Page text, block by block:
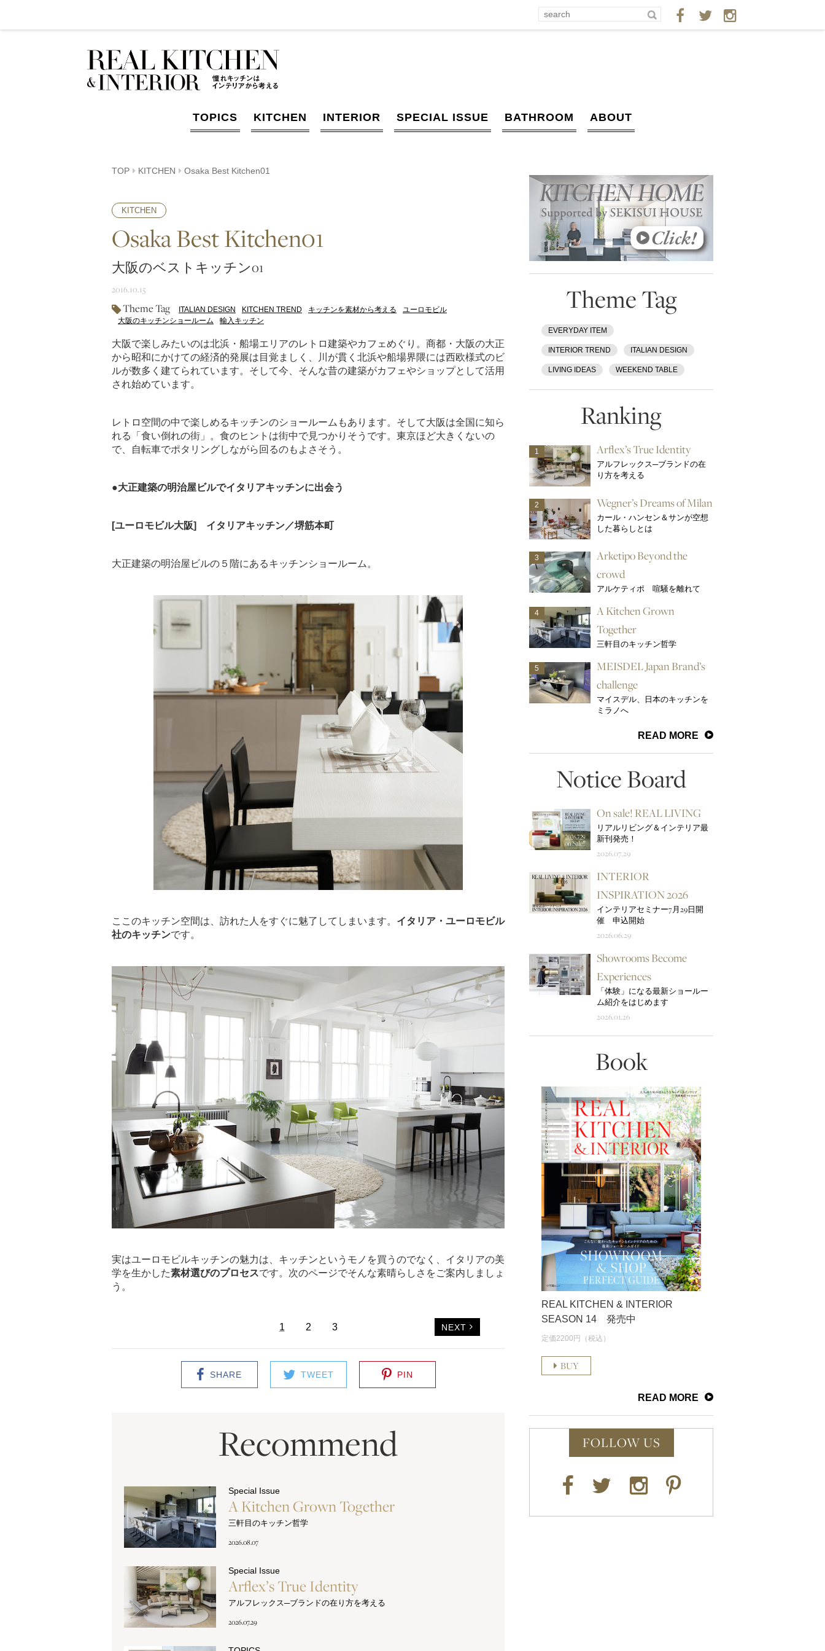
TOPICS KITCHEN INTERIOR SPECIAL ISSUE BATHROOM ABOUT
TOP KITCHEN Osaka Best Kitchen01
KITCHEN
Osaka Best Kitchen01
大阪のベストキッチン01
2016.10.15
Theme Tag ITALIAN DESIGN KITCHEN TREND キッチンを素材から考える
ユーロモビル
大阪のキッチンショールーム
輸入キッチン
大阪で楽しみたいのは北浜・船場エリアのレトロ建築やカフェめぐり。商都・大阪の大正
から昭和にかけての経済的発展は目覚ましく、川が貫く北浜や船場界隈には西欧様式のビ
ルが数多く建てられています。そして今、そんな昔の建築がカフェやショップとして活用
され始めています。
レトロ空間の中で楽しめるキッチンのショールームもあります。そして大阪は全国に知ら
れる「食い倒れの街」。食のヒントは街中で見つかりそうです。東京ほど大きくないの
で、自転車でポタリングしながら回るのもよさそう。
●大正建築の明治屋ビルでイタリアキッチンに出会う
[ユーロモビル大阪] イタリアキッチン／堺筋本町
大正建築の明治屋ビルの５階にあるキッチンショールーム。
ここのキッチン空間は、訪れた人をすぐに魅了してしまいます。 イタリア・ユーロモビル
社のキッチンです。
実はユーロモビルキッチンの魅力は、キッチンというモノを買うのでなく、イタリアの美
学を生かした素材選びのプロセスです。次のページでそんな素晴らしさをご案内しましょ
う。
NEXT
1 2 3
SHARE TWEET PIN
Recommend
Special Issue
A Kitchen Grown Together
三軒目のキッチン哲学
2026.08.07
Special Issue
Arflex’s True Identity
アルフレックス─ブランドの在り方を考える
2026.07.29
Theme Tag
EVERYDAY ITEM
INTERIOR TREND ITALIAN DESIGN
LIVING IDEAS WEEKEND TABLE
Ranking
1 Arflex’s True Identity
アルフレックス─ブランドの在
り方を考える
2 Wegner’s Dreams of Milan
カール・ハンセン＆サンが空想
した暮らしとは
3
Arketipo Beyond the
crowd
アルケティポ 喧騒を離れて
4
A Kitchen Grown
Together
三軒目のキッチン哲学
5
MEISDEL Japan Brand’s
challenge
マイスデル、日本のキッチンを
ミラノへ
READ MORE
Notice Board
On sale! REAL LIVING
リアルリビング＆インテリア最
新刊発売！
2026.07.29
INTERIOR
INSPIRATION 2026
インテリアセミナー7月29日開
催 申込開始
2026.06.29
Showrooms Become
Experiences
「体験」になる最新ショールー
ム紹介をはじめます
2026.01.26
Book
REAL KITCHEN & INTERIOR
SEASON 14 発売中
定価2200円（税込）
BUY
READ MORE
FOLLOW US